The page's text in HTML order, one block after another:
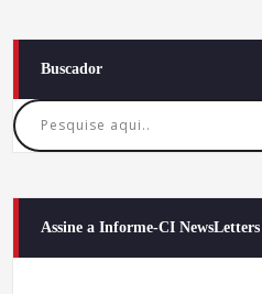
Buscador
Assine a Informe-CI NewsLetters